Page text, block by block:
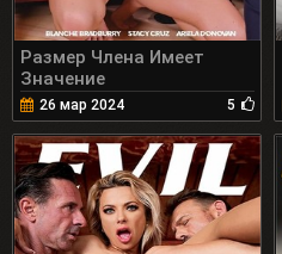
Размер Члена Имеет
Значение
26 мар 2024 5